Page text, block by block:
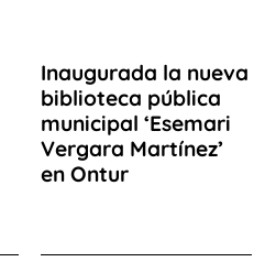
Inaugurada la nueva
biblioteca pública
municipal ‘Esemari
Vergara Martínez’
en Ontur